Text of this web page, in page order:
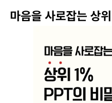
마음을 사로잡는 상